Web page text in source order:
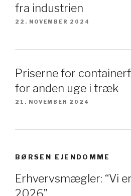
fra industrien
22. NOVEMBER 2024
Priserne for
for anden uge i træk
21. NOVEMBER 2024
BØRSEN EJENDOMME
Erhvervsmægler: “Vi